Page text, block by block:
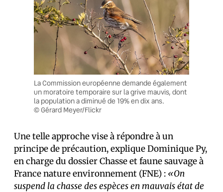
La Commission européenne demande également
un moratoire temporaire sur la grive mauvis, dont
la population a diminué de 19% en dix ans.
© Gérard Meyer/Flickr
Une telle approche vise à répondre à un
principe de précaution, explique Dominique Py,
en charge du dossier Chasse et faune sauvage à
France nature environnement (FNE) : «On
suspend la chasse des espèces en mauvais état de